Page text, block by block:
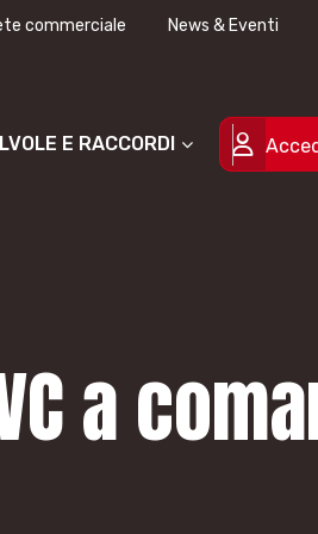
Progetti
commerciale News & Eventi
E RACCORDI
a